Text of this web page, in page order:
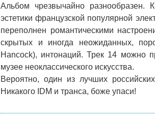
Альбом чрезвычайно разнообразен.
эстетики французской популярной
переполнен романтическими
скрытых и иногда неожиданных,
Hancock), интонаций. Трек 14 можно
музее неоклассического искусства.
Вероятно, один из лучших
Никакого IDM и транса, боже упаси!